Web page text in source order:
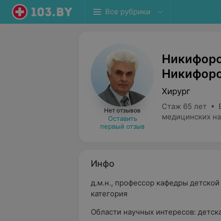
Все рубрики
Нет отзывов
Оставить
первый отзыв
Хирург
Стаж 65 лет •
медицинских
Инфо
д.м.н., профессор кафедры
категория
Области научных интересов: